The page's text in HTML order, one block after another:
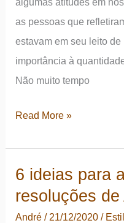
as pessoas que
estavam em seu leito
importância à
Não muito tempo
Morte
dinheiro
demais
é
Read More »
6 ideias para
resoluções de
André/ 21/12/2020/